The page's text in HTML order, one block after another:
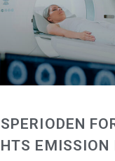
EMISSION